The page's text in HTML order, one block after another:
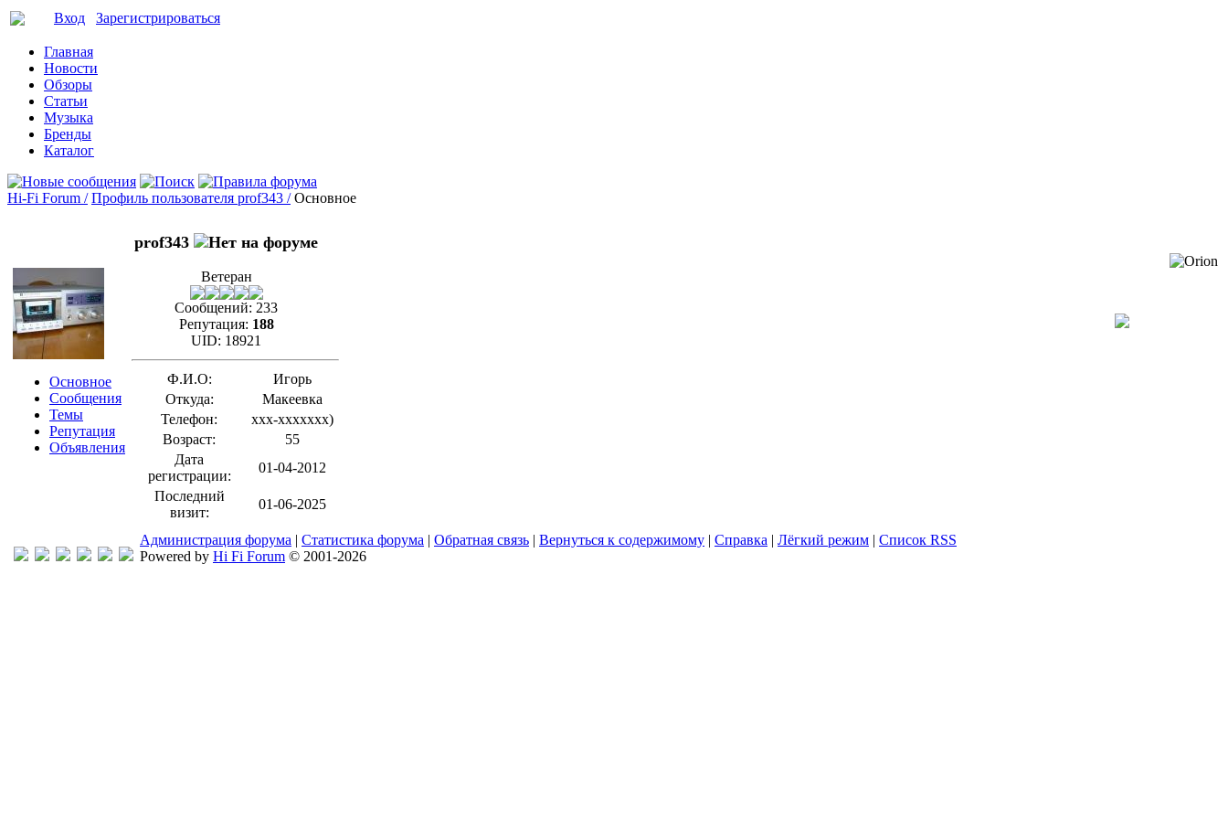
Вход Зарегистрироваться
Главная
Новости
Обзоры
Статьи
Музыка
Бренды
Каталог
Hi-Fi Forum / Профиль пользователя prof343 / Основное
Основное
Сообщения
Темы
Репутация
Объявления
prof343
Ветеран
Сообщений: 233
Репутация: 188
UID: 18921
Ф.И.О:
Игорь
Откуда:
Макеевка
Телефон:
xxx-xxxxxxx)
Возраст:
55
Дата
регистрации:
01-04-2012
Последний
визит:
01-06-2025
Администрация форума | Статистика форума | Обратная связь | Вернуться к содержимому | Справка | Лёгкий режим | Список RSS
Powered by Hi Fi Forum © 2001-2026